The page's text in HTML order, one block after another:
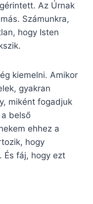
Az Úrnak
Számunkra,
hogy Isten
kiemelni. Amikor
gyakran
miként fogadjuk
belső
ehhez a
hogy
És fáj, hogy ezt